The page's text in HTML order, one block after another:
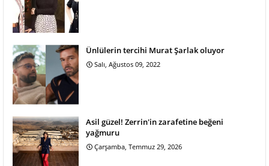
Ünlülerin tercihi Murat Şarlak oluyor
Salı, Ağustos 09, 2022
Asil güzel! Zerrin'in zarafetine beğeni
yağmuru
Çarşamba, Temmuz 29, 2026